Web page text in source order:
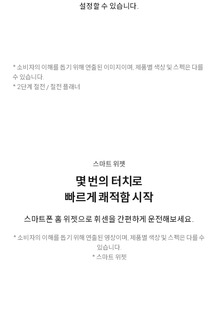
설정할 수 있습니다.
* 소비자의 이해를 돕기 위해 연출된 이미지이며, 제품별 색상 및 스펙은 다를
수 있습니다.
* 2단계 절전 / 절전 플래너
스마트 위젯
몇 번의 터치로
빠르게 쾌적함 시작
스마트폰 홈 위젯으로 휘센을 간편하게 운전해보세요.
* 소비자의 이해를 돕기 위해 연출된 영상이며, 제품별 색상 및 스펙은 다를 수
있습니다.
* 스마트 위젯